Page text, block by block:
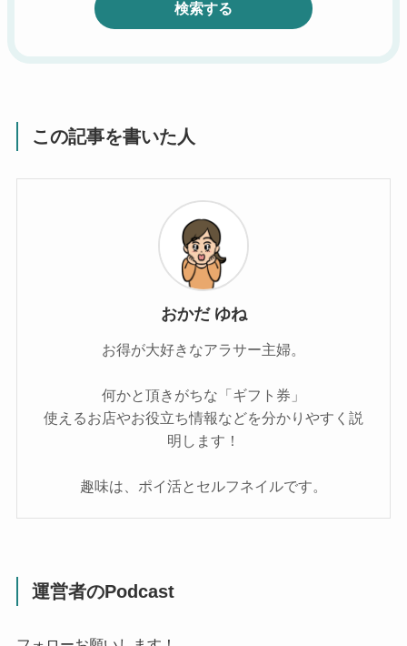
検索する
この記事を書いた人
おかだ ゆね
お得が大好きなアラサー主婦。
何かと頂きがちな「ギフト券」
使えるお店やお役立ち情報などを分かりやすく説
明します！
趣味は、ポイ活とセルフネイルです。
運営者のPodcast